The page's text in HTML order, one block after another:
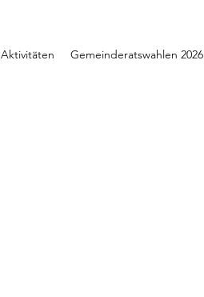
Aktivitäten Gemeinderatswahlen 2026